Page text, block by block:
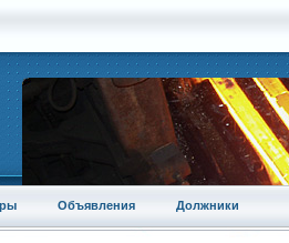
Объявления Должники